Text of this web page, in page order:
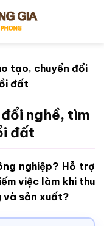
tạo, chuyển đổi
đất
nghề, tìm
đất
nghiệp? Hỗ trợ
việc làm khi thu
và sản xuất?